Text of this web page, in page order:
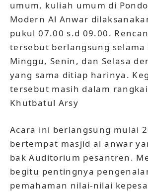
umum, kuliah umum di
Modern Al Anwar
pukul 07.00 s.d 09.00.
tersebut berlangsung
Minggu, Senin, dan Selasa
yang sama ditiap harinya.
tersebut masih dalam
Khutbatul Arsy
Acara ini berlangsung mulai
bertempat masjid al anwar
bak Auditorium pesantren.
begitu pentingnya
pemahaman nilai-nilai